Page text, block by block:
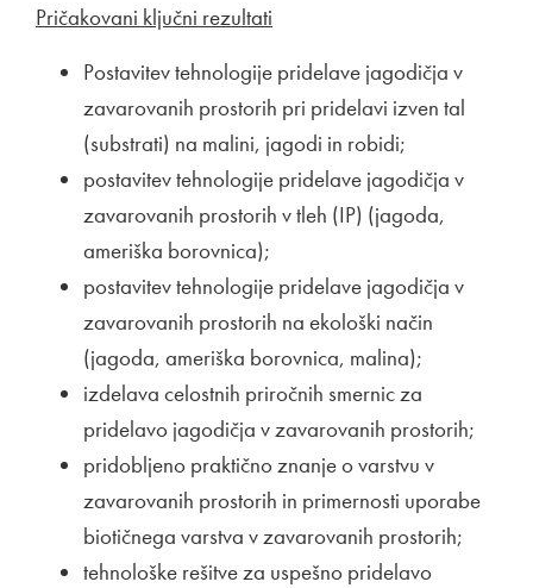
Pričakovani ključni rezultati
Postavitev tehnologije pridelave jagodičja v
zavarovanih prostorih pri pridelavi izven tal
(substrati) na malini, jagodi in robidi;
postavitev tehnologije pridelave jagodičja v
zavarovanih prostorih v tleh (IP) (jagoda,
ameriška borovnica);
postavitev tehnologije pridelave jagodičja v
zavarovanih prostorih na ekološki način
(jagoda, ameriška borovnica, malina);
izdelava celostnih priročnih smernic za
pridelavo jagodičja v zavarovanih prostorih;
pridobljeno praktično znanje o varstvu v
zavarovanih prostorih in primernosti uporabe
biotičnega varstva v zavarovanih prostorih;
tehnološke rešitve za uspešno pridelavo